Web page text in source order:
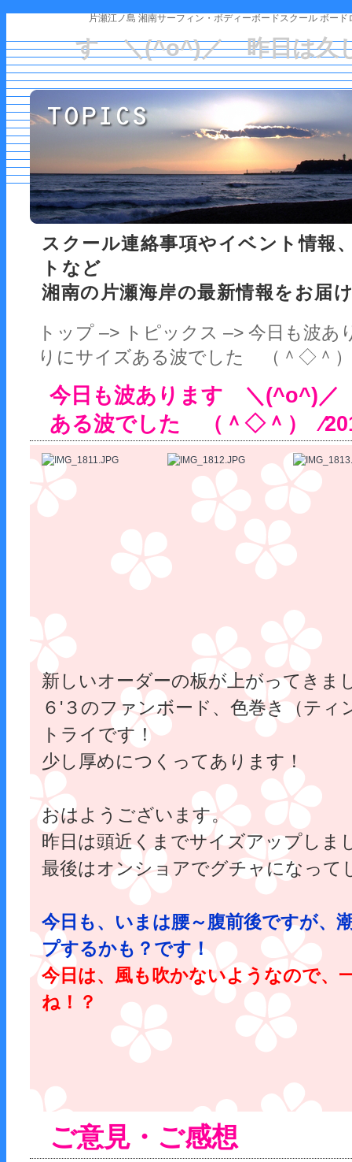
片瀬江ノ島 湘南サーフィン・ボディーボードスクール ボード
す ＼(^o^)／ 昨日は久
スクール連絡事項やイベント情報
トなど
湘南の片瀬海岸の最新情報をお届
トップ –> トピックス –> 今日も波
りにサイズある波でした （＾◇＾）
今日も波あります ＼(^o^)／
ある波でした （＾◇＾）
新しいオーダーの板が上がってき
６'３のファンボード、色巻き（ティ
トライです！
少し厚めにつくってあります！
おはようございます。
昨日は頭近くまでサイズアップしま
最後はオンショアでグチャになって
今日も、いまは腰～腹前後ですが、
プするかも？です！
今日は、風も吹かないようなので、
ね！？
ご意見・ご感想